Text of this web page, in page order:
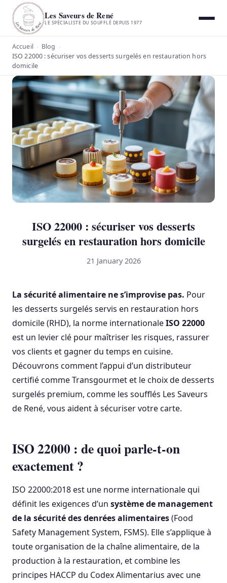
Les Saveurs de René
LE SPÉCIALISTE DU SOUFFLÉ DEPUIS 1977
Accueil › Blog ›
ISO 22000 : sécuriser vos desserts surgelés en restauration hors
domicile
ISO 22000 : sécuriser vos desserts
surgelés en restauration hors domicile
21 January 2026
La sécurité alimentaire ne s’improvise pas. Pour
les desserts surgelés servis en restauration hors
domicile (RHD), la norme internationaleISO 22000
est un levier clé pour maîtriser les risques, rassurer
vos clients et gagner du temps en cuisine.
Découvrons comment l’appui d’un distributeur
certifié comme Transgourmet et le choix de desserts
surgelés premium, comme les soufflés Les Saveurs
de René, vous aident à sécuriser votre carte.
ISO 22000 : de quoi parle-t-on
exactement ?
ISO 22000:2018 est une norme internationale qui
définit les exigences d’un système de management
de la sécurité des denrées alimentaires(Food
Safety Management System, FSMS). Elle s’applique à
toute organisation de la chaîne alimentaire, de la
production à la restauration, et combine les
principes HACCP du Codex Alimentarius avec une